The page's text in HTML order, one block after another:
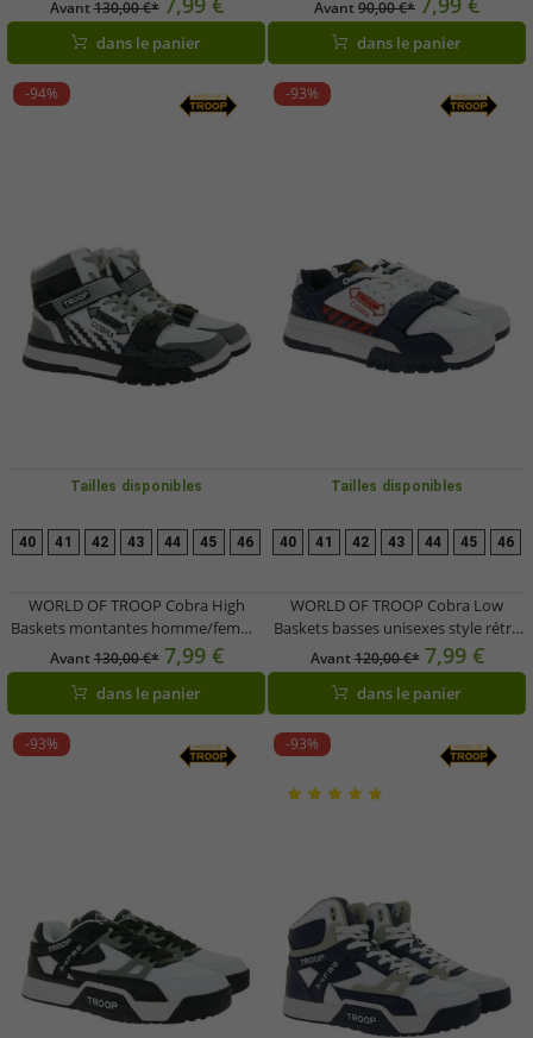
Blanc/Noir/Jaune
Avant130,00 €*
dans le panier
Avant90,00 €*
dans le panier
-94%
Tailles disponibles
40 41 42 43 44 45 46
WORLD OF TROOP Cobra High
Baskets montantes homme/femme
style rétro 3PP0170102 2151 BA
Blanc/Noir
Avant130,00 €* 7,99 €
dans le panier
-93%
Tailles disponibles
40 41 42 43 44 45 46
WORLD OF TROOP Cobra Low
Baskets basses unisexes style rétro
3PP0170101 4111 CA
Blanc/Bleu/Rouge
Avant120,00 €* 7,99 €
dans le panier
-93% -93%